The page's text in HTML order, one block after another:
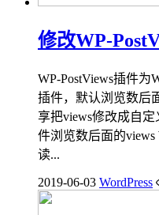
修改WP-
WP-PostViews插件为
插件，默认浏览数后
享把views修改成自定
件浏览数后面的views
读...
2019-06-03 WordPress